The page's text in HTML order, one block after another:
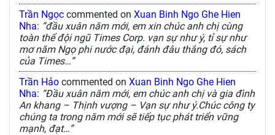
Trần Ngọc commented on Xuan Binh Ngo Ghe Hien
Nha: “đầu xuân năm mới, em xin chúc anh chị cùng
toàn thể đội ngũ Times Corp. vạn sự như ý, tỉ sự như
mơ năm Ngọ phi nước đại, đánh đâu thắng đó, sách
của Times…”
Trần Hảo commented on Xuan Binh Ngo Ghe Hien
Nha: “Đầu xuân năm mới, em chúc anh chị và gia đình
An khang – Thịnh vượng – Vạn sự như ý.Chúc công ty
chúng ta trong năm mới sẽ tiếp tục phát triển vững
mạnh, đạt…”